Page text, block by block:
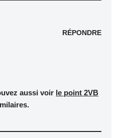
RÉPONDRE
aussi voir le point 2VB